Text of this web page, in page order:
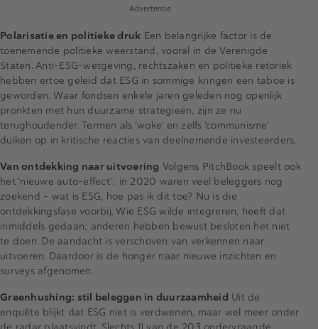
Advertentie
Polarisatie en politieke druk Een belangrijke factor is de
toenemende politieke weerstand, vooral in de Verenigde
Staten. Anti-ESG-wetgeving, rechtszaken en politieke retoriek
hebben ertoe geleid dat ESG in sommige kringen een taboe is
geworden. Waar fondsen enkele jaren geleden nog openlijk
pronkten met hun duurzame strategieën, zijn ze nu
terughoudender. Termen als ‘woke’ en zelfs ‘communisme’
duiken op in kritische reacties van deelnemende investeerders.
Van ontdekking naar uitvoering Volgens PitchBook speelt ook
het ‘nieuwe auto-effect’: in 2020 waren veel beleggers nog
zoekend – wat is ESG, hoe pas ik dit toe? Nu is die
ontdekkingsfase voorbij. Wie ESG wilde integreren, heeft dat
inmiddels gedaan; anderen hebben bewust besloten het niet
te doen. De aandacht is verschoven van verkennen naar
uitvoeren. Daardoor is de honger naar nieuwe inzichten en
surveys afgenomen.
Greenhushing: stil beleggen in duurzaamheid Uit de
enquête blijkt dat ESG niet is verdwenen, maar wel meer onder